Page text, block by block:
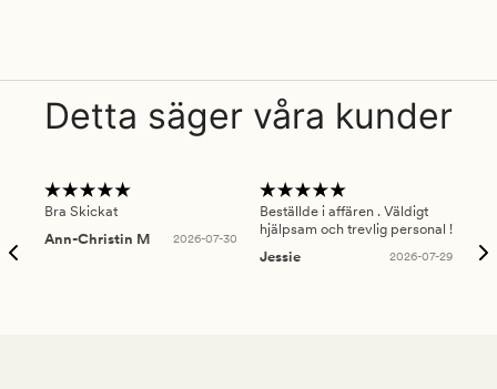
Detta säger våra kunder
Bra Skickat
Ann-Christin M
2026-07-30
Beställde i affären . Väldigt
hjälpsam och trevlig personal !
Jessie
2026-07-29